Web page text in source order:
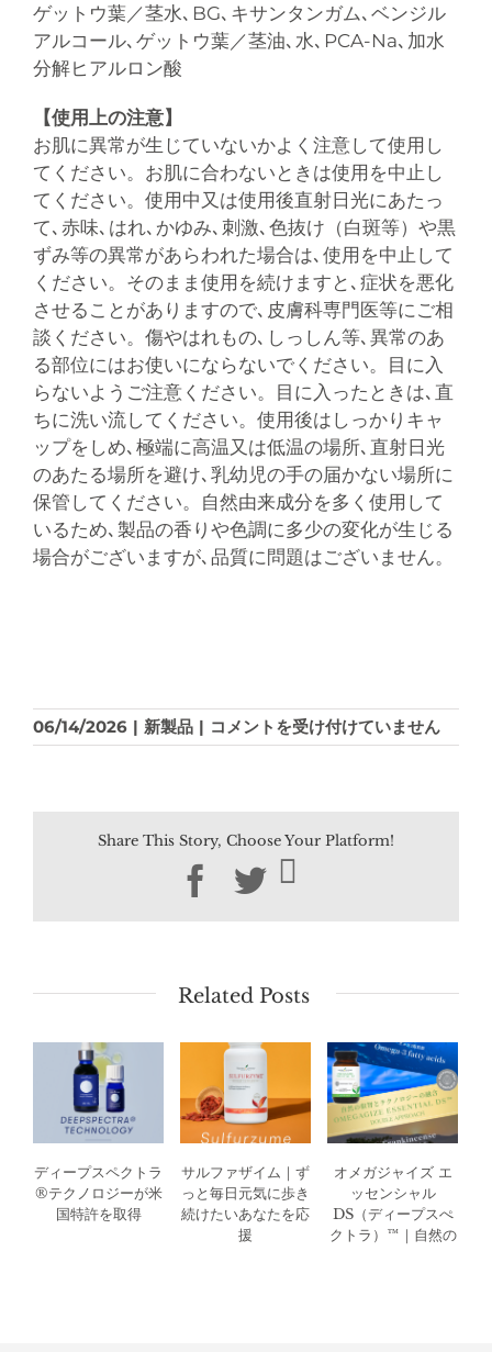
ゲットウ葉／茎水､BG､キサンタンガム､ベンジル
アルコール､ゲットウ葉／茎油､水､PCA-Na､加水
分解ヒアルロン酸
【使用上の注意】
お肌に異常が生じていないかよく注意して使用し
てください。お肌に合わないときは使用を中止し
てください。使用中又は使用後直射日光にあたっ
て､赤味､はれ､かゆみ､刺激､色抜け（白斑等）や黒
ずみ等の異常があらわれた場合は､使用を中止して
ください。そのまま使用を続けますと､症状を悪化
させることがありますので､皮膚科専門医等にご相
談ください。傷やはれもの､しっしん等､異常のあ
る部位にはお使いにならないでください。目に入
らないようご注意ください。目に入ったときは､直
ちに洗い流してください。使用後はしっかりキャ
ップをしめ､極端に高温又は低温の場所､直射日光
のあたる場所を避け､乳幼児の手の届かない場所に
保管してください。自然由来成分を多く使用して
いるため､製品の香りや色調に多少の変化が生じる
場合がございますが､品質に問題はございません。
06/14/2026 | 新製品 | 正
式
始
の
製
が
今
夏
り
正
コメントを受け付けていません
Share This Story, Choose Your Platform!
Facebook
Twitter
Related Posts
ディープスペクトラ
®テクノロジーが米
国特許を取得
サルファザイム｜ず
っと毎日元気に歩き
続けたいあなたを応
援
オメガジャイズ エ
ッセンシャル
DS（ディープスぺ
クトラ）™｜自然の